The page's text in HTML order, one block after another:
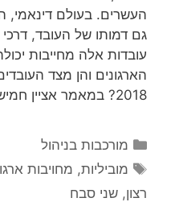
העשרים. בעולם
גם דמותו של העובד,
עובדות אלה מחייבות
הארגונים והן מצד
2018? במאמר אציין חמישה מאפיינים מרכזיים לכך…
קטגוריות
מורכבות בניהול
תגיות
מוביליות, מחויבות
רצון, שני סבח